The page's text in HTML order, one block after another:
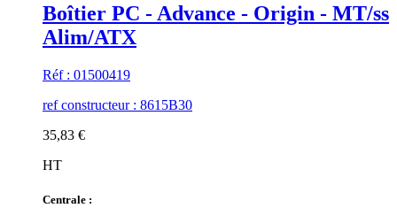
Boîtier PC - Advance - Origin - MT/ss
Alim/ATX
Réf : 01500419
ref constructeur : 8615B30
35,83 €
HT
Centrale :